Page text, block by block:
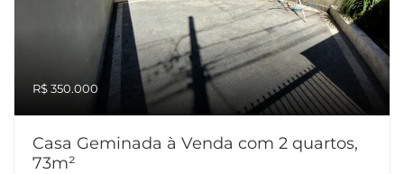
R$ 350.000
Casa Geminada à Venda com 2 quartos,
73m²